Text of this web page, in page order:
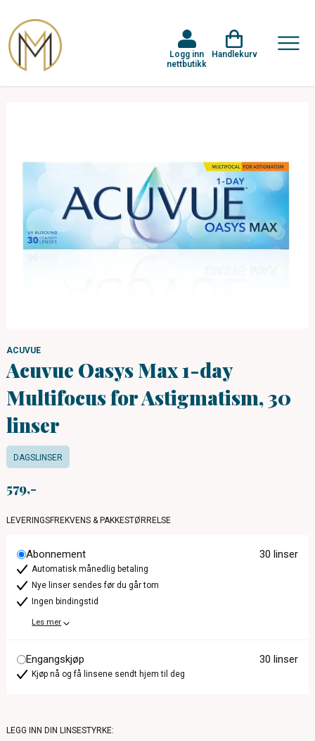
Logg inn
nettbutikk
Handlekurv
ACUVUE
Acuvue Oasys Max 1-day
Multifocus for Astigmatism, 30
linser
DAGSLINSER
579
LEVERINGSFREKVENS & PAKKESTØRRELSE
Abonnement 30 linser
Automatisk månedlig betaling
Nye linser sendes før du går tom
Ingen bindingstid
Les mer
Engangskjøp 30 linser
Kjøp nå og få linsene sendt hjem til deg
LEGG INN DIN LINSESTYRKE: